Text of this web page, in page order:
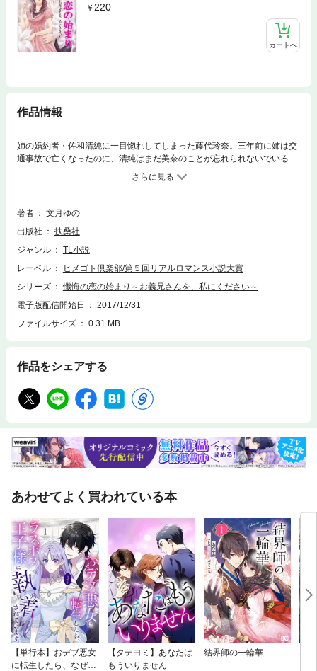
220
カートへ
作品情報
姉の婚約者・佐和清純に一目惚れしてしまった藤代玲奈。三年前に姉は交
通事故で亡くなったのに、清純はまだ美奈のことが忘れられないでいる。
三周忌の命日、玲奈は清純を自宅に招く。彼のためにひいたDiorのグロス
ルージュ。その口紅の意味は「ずっとあなたが欲しかった」。服を脱がさ
れ、待ち望んでいた彼とのセックス。玲奈は、美奈に懺悔しつつも、清純
の手で与えられる、とろけるような快楽に溺れていった…。
著者
文月ゆの
出版社
扶桑社
ジャンル
TL小説
レーベル
ヒメゴト倶楽部/第５回リアルロマンス小説大賞
シリーズ
懺悔の恋の始まり～お義兄さんを、私にください～
電子版配信開始日
2017/12/31
ファイルサイズ
0.31 MB
作品をシェアする
あわせてよく買われている本
【単行本】おデブ悪女
に転生したら、なぜか
【タテヨミ】あなたは
もういりません
結界師の一輪華
バ